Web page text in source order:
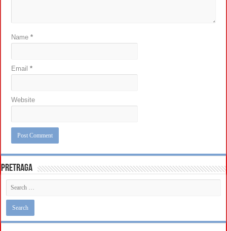
Name*
Email*
Website
Pretraga